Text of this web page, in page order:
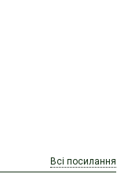
Всі посилання